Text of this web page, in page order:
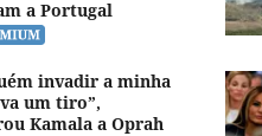
a Portugal
invadir a minha
um tiro”,
Kamala a Oprah